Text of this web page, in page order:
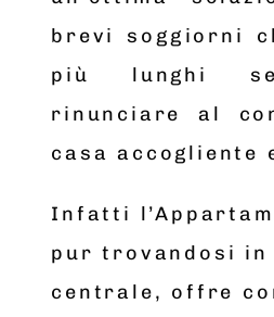
brevi soggiorni
più lunghi
rinunciare al
casa accogliente
Infatti
pur trovandosi in
centrale, offre